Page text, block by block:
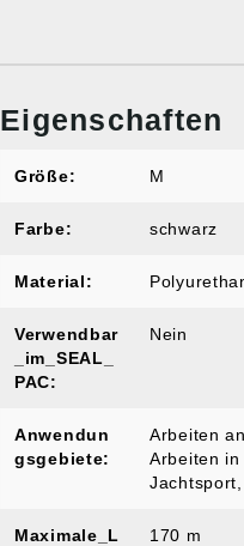
Eigenschaften
Größe: M
Farbe: schwarz
Material:
Verwendbar
_im_SEAL_
PAC:
Nein
Anwendun
gsgebiete:
Arbeiten
Arbeiten
Jachtsport
Maximale_L
170 m